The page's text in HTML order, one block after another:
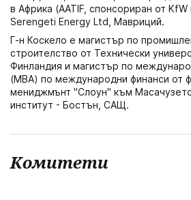
в Африка (AATIF, спонсориран от
Serengeti Energy Ltd, Мавриций.
Г-н Коскело е магистър по
строителство от Технически
Финландия и магистър по
(MBA) по международни финанси от
мениджмънт "Слоун" към
институт - Бостън, САЩ.
Комитети